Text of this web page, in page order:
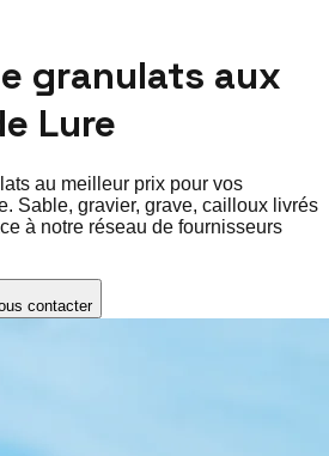
granulats aux
Lure
au meilleur prix pour vos
. Sable, gravier, grave, cailloux livrés
à notre réseau de fournisseurs
contacter